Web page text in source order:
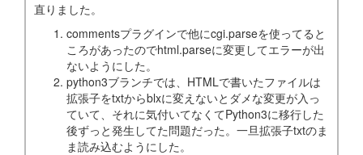
直りました。
commentsプラグインで他にcgi.parseを使ってると
ころがあったのでhtml.parseに変更してエラーが出
ないようにした。
python3ブランチでは、HTMLで書いたファイルは
拡張子をtxtからblxに変えないとダメな変更が入っ
ていて、それに気付いてなくてPython3に移行した
後ずっと発生してた問題だった。一旦拡張子txtのま
ま読み込むようにした。